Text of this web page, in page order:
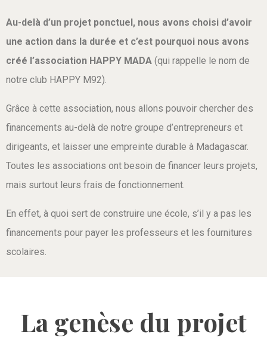
Au-delà d’un projet ponctuel, nous avons choisi d’avoir
une action dans la durée et c’est pourquoi nous avons
créé l’association HAPPY MADA (qui rappelle le nom de
notre club HAPPY M92).
Grâce à cette association, nous allons pouvoir chercher des
financements au-delà de notre groupe d’entrepreneurs et
dirigeants, et laisser une empreinte durable à Madagascar.
Toutes les associations ont besoin de financer leurs projets,
mais surtout leurs frais de fonctionnement.
En effet, à quoi sert de construire une école, s’il y a pas les
financements pour payer les professeurs et les fournitures
scolaires.
La genèse du projet